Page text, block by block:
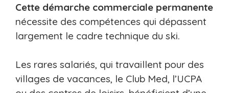
Cette démarche commerciale permanente
nécessite des compétences qui dépassent
largement le cadre technique du ski.
Les rares salariés, qui travaillent pour des
villages de vacances, le Club Med, l’UCPA